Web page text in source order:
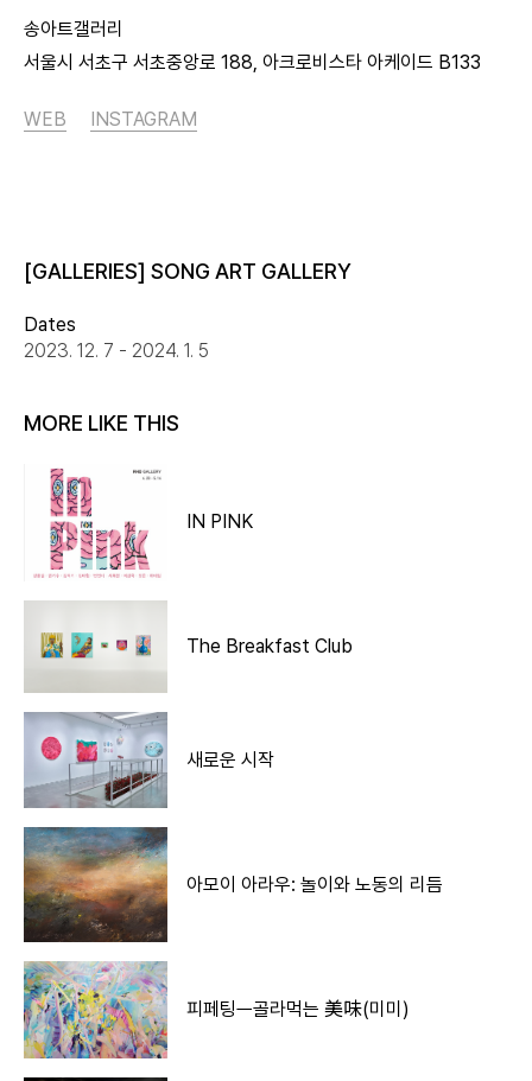
송아트갤러리
서울시 서초구 서초중앙로 188, 아크로비스타 아케이드 B133
WEB INSTAGRAM
[GALLERIES] SONG ART GALLERY
Dates
2023. 12. 7 - 2024. 1. 5
MORE LIKE THIS
IN PINK
The Breakfast Club
새로운 시작
아모이 아라우: 놀이와 노동의 리듬
피페팅ㅡ골라먹는 美味(미미)